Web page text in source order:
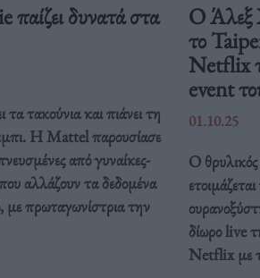
δυνατά στα
τακούνια και πιάνει τη
Η Mattel παρουσίασε
από γυναίκες-
αλλάζουν τα δεδομένα
με πρωταγωνίστρια την
Ο Άλεξ
το
Netflix
event
01.10.25
Ο
δίωρο live
Netflix με